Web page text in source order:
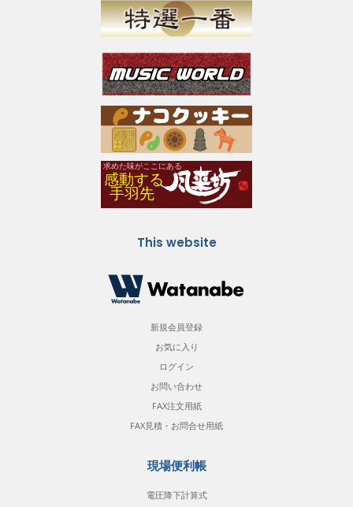
This website
新規会員登録
お気に入り
ログイン
お問い合わせ
FAX注文用紙
FAX見積・お問合せ用紙
現場便利帳
電圧降下計算式